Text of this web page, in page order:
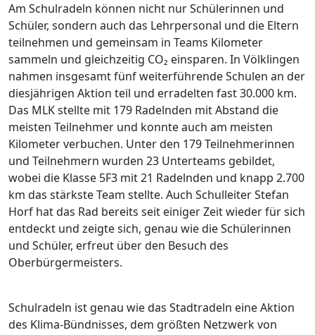
Am Schulradeln können nicht nur Schülerinnen und
Schüler, sondern auch das Lehrpersonal und die Eltern
teilnehmen und gemeinsam in Teams Kilometer
sammeln und gleichzeitig CO₂ einsparen. In Völklingen
nahmen insgesamt fünf weiterführende Schulen an der
diesjährigen Aktion teil und erradelten fast 30.000 km.
Das MLK stellte mit 179 Radelnden mit Abstand die
meisten Teilnehmer und konnte auch am meisten
Kilometer verbuchen. Unter den 179 Teilnehmerinnen
und Teilnehmern wurden 23 Unterteams gebildet,
wobei die Klasse 5F3 mit 21 Radelnden und knapp 2.700
km das stärkste Team stellte. Auch Schulleiter Stefan
Horf hat das Rad bereits seit einiger Zeit wieder für sich
entdeckt und zeigte sich, genau wie die Schülerinnen
und Schüler, erfreut über den Besuch des
Oberbürgermeisters.
Schulradeln ist genau wie das Stadtradeln eine Aktion
des Klima-Bündnisses, dem größten Netzwerk von